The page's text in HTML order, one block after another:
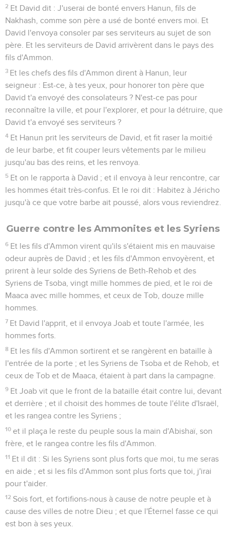
2 Et David dit : J'userai de bonté envers Hanun, fils de
Nakhash, comme son père a usé de bonté envers moi. Et
David l'envoya consoler par ses serviteurs au sujet de son
père. Et les serviteurs de David arrivèrent dans le pays des
fils d'Ammon.
3 Et les chefs des fils d'Ammon dirent à Hanun, leur
seigneur : Est-ce, à tes yeux, pour honorer ton père que
David t'a envoyé des consolateurs ? N'est-ce pas pour
reconnaître la ville, et pour l'explorer, et pour la détruire, que
David t'a envoyé ses serviteurs ?
4 Et Hanun prit les serviteurs de David, et fit raser la moitié
de leur barbe, et fit couper leurs vêtements par le milieu
jusqu'au bas des reins, et les renvoya.
5 Et on le rapporta à David ; et il envoya à leur rencontre, car
les hommes était très-confus. Et le roi dit : Habitez à Jéricho
jusqu'à ce que votre barbe ait poussé, alors vous reviendrez.
Guerre contre les Ammonites et les Syriens
6 Et les fils d'Ammon virent qu'ils s'étaient mis en mauvaise
odeur auprès de David ; et les fils d'Ammon envoyèrent, et
prirent à leur solde des Syriens de Beth-Rehob et des
Syriens de Tsoba, vingt mille hommes de pied, et le roi de
Maaca avec mille hommes, et ceux de Tob, douze mille
hommes.
7 Et David l'apprit, et il envoya Joab et toute l'armée, les
hommes forts.
8 Et les fils d'Ammon sortirent et se rangèrent en bataille à
l'entrée de la porte ; et les Syriens de Tsoba et de Rehob, et
ceux de Tob et de Maaca, étaient à part dans la campagne.
9 Et Joab vit que le front de la bataille était contre lui, devant
et derrière ; et il choisit des hommes de toute l'élite d'Israël,
et les rangea contre les Syriens ;
10 et il plaça le reste du peuple sous la main d'Abishaï, son
frère, et le rangea contre les fils d'Ammon.
11 Et il dit : Si les Syriens sont plus forts que moi, tu me seras
en aide ; et si les fils d'Ammon sont plus forts que toi, j'irai
pour t'aider.
12 Sois fort, et fortifions-nous à cause de notre peuple et à
cause des villes de notre Dieu ; et que l'Éternel fasse ce qui
est bon à ses yeux.